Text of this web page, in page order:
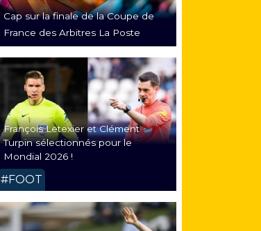
Cap sur la finale de la Coupe de
France des Arbitres La Poste
François Letexier et Clément
Turpin sélectionnés pour le
Mondial 2026 !
#FOOT